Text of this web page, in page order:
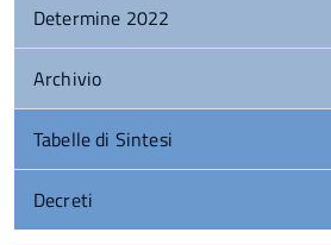
Determine 2022
Archivio
Tabelle di Sintesi
Decreti